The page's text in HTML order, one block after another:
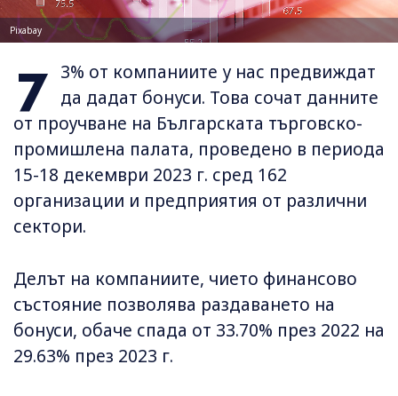
Pixabay
7 3% от компаниите у нас предвиждат
да дадат бонуси. Това сочат данните
от проучване на Българската търговско-
промишлена палата, проведено в периода
15-18 декември 2023 г. сред 162
организации и предприятия от различни
сектори.
Делът на компаниите, чието финансово
състояние позволява раздаването на
бонуси, обаче спада от 33.70% през 2022 на
29.63% през 2023 г.